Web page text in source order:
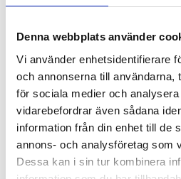
Denna webbplats använder
Vi använder enhetsidentifierare
och annonserna till användarna,
för sociala medier och
vidarebefordrar även sådana
information från din enhet till de
annons- och analysföretag som
Dessa kan i sin tur kombinera
Relaterade produkter
Bra pris